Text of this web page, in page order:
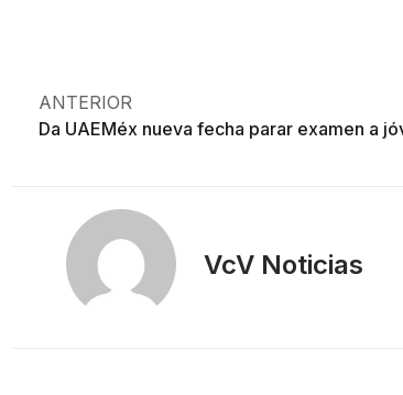
ANTERIOR
VcV Noticias